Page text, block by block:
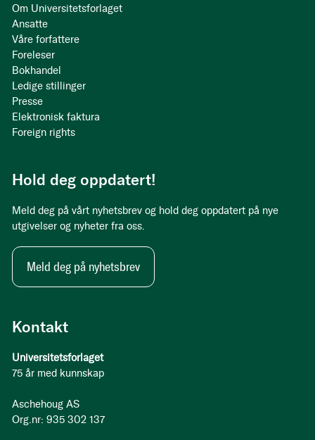
Kontakt
Universitetsforlaget
75 år med kunnskap
Aschehoug AS
Org.nr: 935 302 137
Om Universitetsforlaget
Ansatte
Våre forfattere
Foreleser
Bokhandel
Ledige stillinger
Presse
Elektronisk faktura
Foreign rights
Hold deg oppdatert!
Meld deg på vårt nyhetsbrev og hold deg oppdatert på nye
utgivelser og nyheter fra oss.
Meld deg på nyhetsbrev